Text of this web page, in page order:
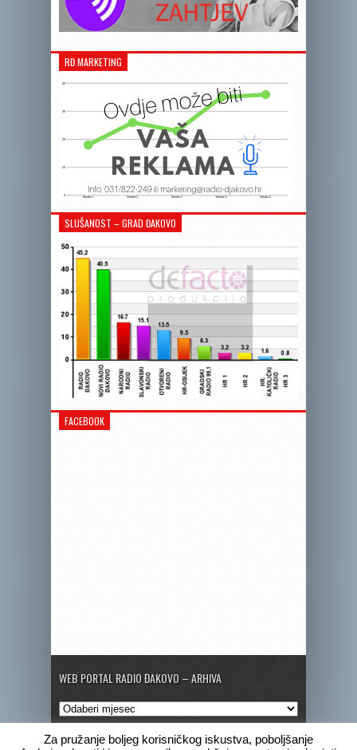
RĐ MARKETING
SLUŠANOST – GRAD ĐAKOVO
FACEBOOK
WEB PORTAL RADIO ĐAKOVO – ARHIVA
Web
portal
Radio
Za pružanje boljeg korisničkog iskustva, poboljšanje